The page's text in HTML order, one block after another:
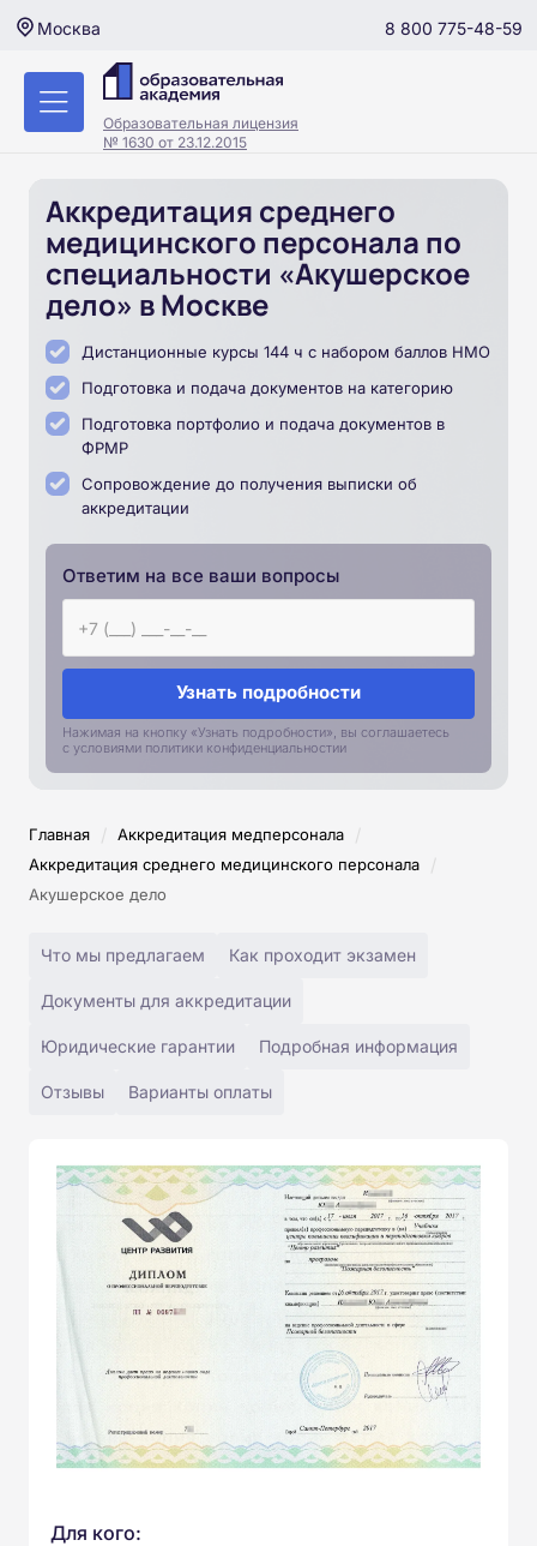
Москва 8 800 775-48-59
Образовательная лицензия
№ 1630 от 23.12.2015
Аккредитация среднего
медицинского персонала по
специальности «Акушерское
дело» в Москве
Дистанционные курсы 144 ч с набором баллов НМО
Подготовка и подача документов на категорию
Подготовка портфолио и подача документов в
ФРМР
Сопровождение до получения выписки об
аккредитации
Ответим на все ваши вопросы
Узнать подробности
Нажимая на кнопку «Узнать подробности», вы соглашаетесь
с условиями политики конфиденциальностии
Главная / Аккредитация медперсонала /
Аккредитация среднего медицинского персонала /
Акушерское дело
Что мы предлагаем Как проходит экзамен
Документы для аккредитации
Юридические гарантии Подробная информация
Отзывы Варианты оплаты
Для кого: